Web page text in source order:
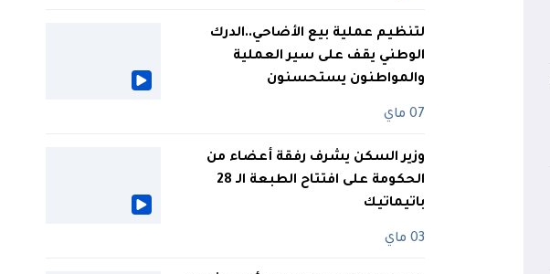
لتنظيم عملية بيع الأضاحي..الدرك
الوطني يقف على سير العملية
والمواطنون يستحسنون
07 ماي
وزير السكن يشرف رفقة أعضاء من
الحكومة على افتتاح الطبعة الـ 28
باتيماتيك
03 ماي